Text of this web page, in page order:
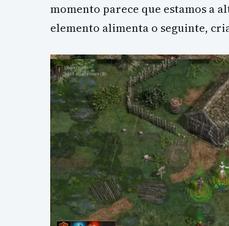
momento parece que estamos a
elemento alimenta o seguinte,